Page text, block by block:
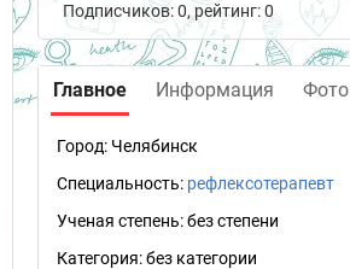
Подписчиков: 0, рейтинг: 0
Главное Информация Фото
Город: Челябинск
Специальность: рефлексотерапевт
Ученая степень:без степени
Категория:без категории